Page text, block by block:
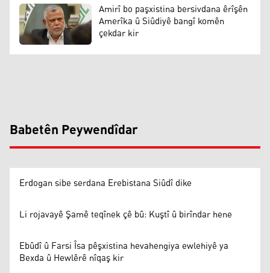
Amirî bo paşxistina bersivdana êrîşên
Amerîka û Siûdiyê bangî komên
çekdar kir
Babetên Peywendîdar
Erdogan sibe serdana Erebistana Siûdî dike
Li rojavayê Şamê teqînek çê bû: Kuştî û birîndar hene
Ebûdî û Farsi Îsa pêşxistina hevahengiya ewlehiyê ya
Bexda û Hewlêrê nîqaş kir